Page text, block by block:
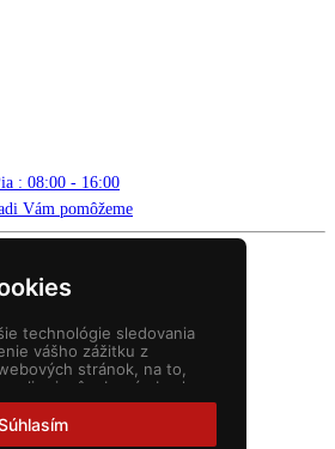
technológie sledovania
vášho zážitku z
stránok, na to,
prispôsobený obsah a
návštevnosti našich
pochopenie toho, odkiaľ
: 08:00 - 16:00
Vám pomôžeme
SVET. All rights reserved.